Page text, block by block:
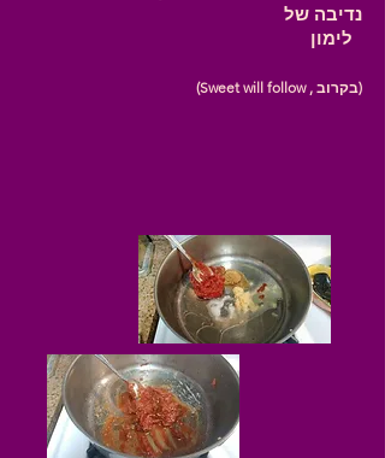
נדיבה של
(Sweet will follow , בקרוב)